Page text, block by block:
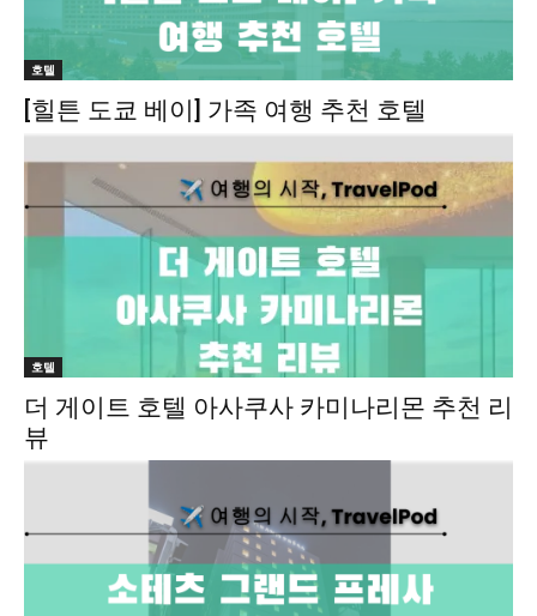
호텔
[힐튼 도쿄 베이] 가족 여행 추천 호텔
호텔
더 게이트 호텔 아사쿠사 카미나리몬 추천 리
뷰